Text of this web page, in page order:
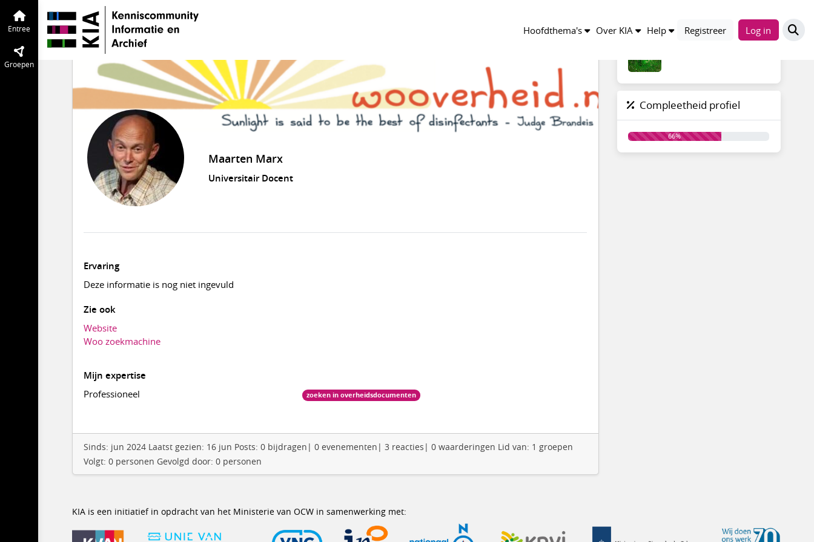
Hoofdthema's Over KIA Help Registreer Log in
Entree
Groepen
Maarten Marx
Universitair Docent
Ervaring
Deze informatie is nog niet ingevuld
Zie ook
Website
Woo zoekmachine
Mijn expertise
Professioneel zoeken in overheidsdocumenten
Sinds: jun 2024 Laatst gezien: 16 jun Posts: 0 bijdragen| 0 evenementen| 3 reacties| 0 waarderingen Lid van: 1 groepen
Volgt: 0 personen Gevolgd door: 0 personen
Compleetheid profiel
66%
KIA is een initiatief in opdracht van het Ministerie van OCW in samenwerking met: